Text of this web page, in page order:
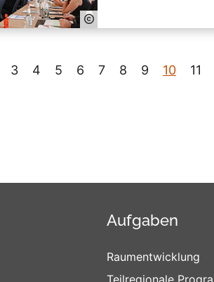
3 4 5 6 7 8 9 10 11
Aufgaben
Raumentwicklung
Teilregionale